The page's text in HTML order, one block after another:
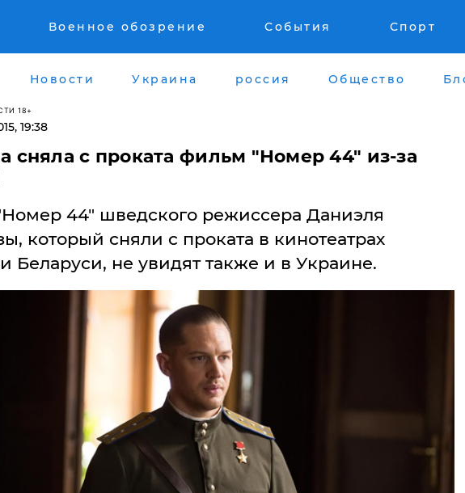
Военное обозрение События Спорт
Новости Украина россия Общество
18+
19:38
сняла с проката фильм "Номер 44" из-за
44" шведского режиссера Даниэля
который сняли с проката в кинотеатрах
Беларуси, не увидят также и в Украине.